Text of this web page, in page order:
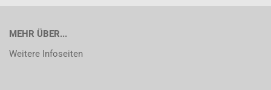
MEHR ÜBER...
Weitere Infoseiten